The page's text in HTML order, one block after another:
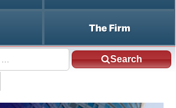
The Firm
Search